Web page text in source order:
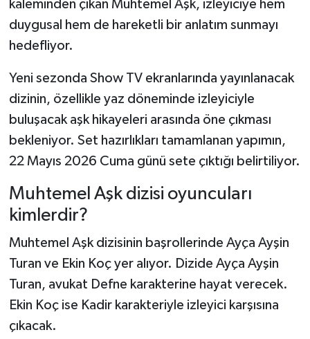
kaleminden çıkan Muhtemel Aşk, izleyiciye hem
duygusal hem de hareketli bir anlatım sunmayı
hedefliyor.
Yeni sezonda Show TV ekranlarında yayınlanacak
dizinin, özellikle yaz döneminde izleyiciyle
buluşacak aşk hikayeleri arasında öne çıkması
bekleniyor. Set hazırlıkları tamamlanan yapımın,
22 Mayıs 2026 Cuma günü sete çıktığı belirtiliyor.
Muhtemel Aşk dizisi oyuncuları
kimlerdir?
Muhtemel Aşk dizisinin başrollerinde Ayça Ayşin
Turan ve Ekin Koç yer alıyor. Dizide Ayça Ayşin
Turan, avukat Defne karakterine hayat verecek.
Ekin Koç ise Kadir karakteriyle izleyici karşısına
çıkacak.